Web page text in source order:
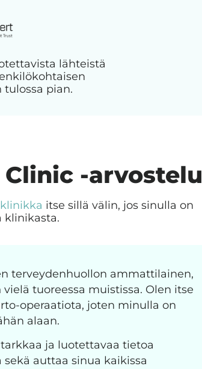
lähteistä
pian.
-arvostelu
itse sillä välin, jos sinulla on
klinikasta.
terveydenhuollon ammattilainen,
vielä tuoreessa muistissa. Olen itse
operaatiota, joten minulla on
alaan.
ja luotettavaa tietoa
auttaa sinua kaikissa